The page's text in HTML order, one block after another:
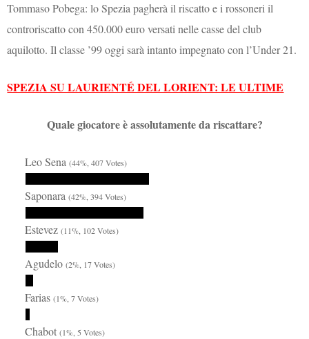
Tommaso Pobega: lo Spezia pagherà il riscatto e i rossoneri il
controriscatto con 450.000 euro versati nelle casse del club
aquilotto. Il classe ’99 oggi sarà intanto impegnato con l’Under 21.
SPEZIA SU LAURIENTÉ DEL LORIENT: LE ULTIME
Quale giocatore è assolutamente da riscattare?
Leo Sena(44%, 407 Votes)
Saponara(42%, 394 Votes)
Estevez(11%, 102 Votes)
Agudelo(2%, 17 Votes)
Farias(1%, 7 Votes)
Chabot(1%, 5 Votes)